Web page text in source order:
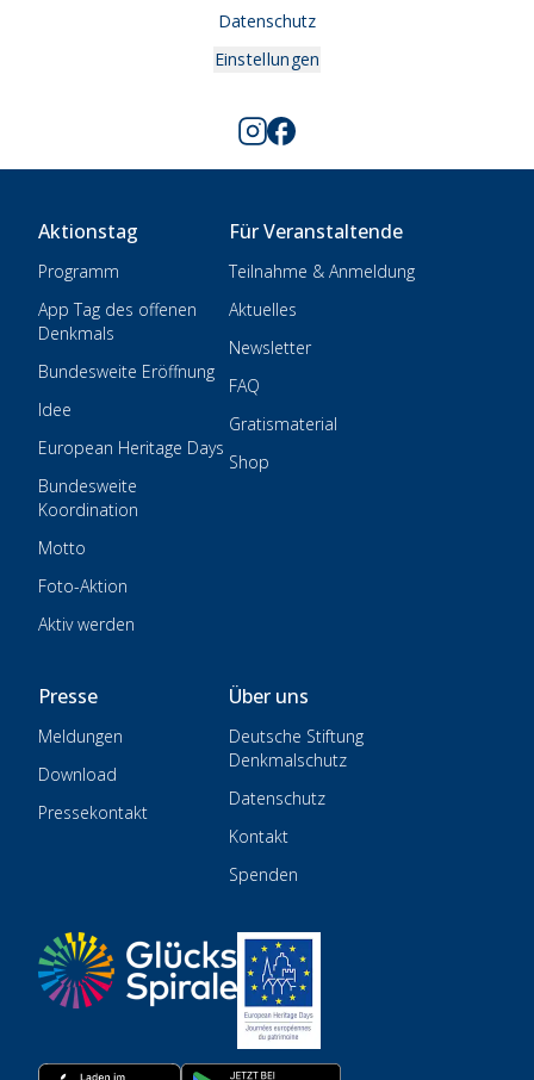
Datenschutz
Einstellungen
Aktionstag
Programm
App Tag des offenen
Denkmals
Bundesweite Eröffnung
Idee
European Heritage Days
Bundesweite
Koordination
Motto
Foto-Aktion
Aktiv werden
Für Veranstaltende
Teilnahme & Anmeldung
Aktuelles
Newsletter
FAQ
Gratismaterial
Shop
Presse
Meldungen
Download
Pressekontakt
Über uns
Deutsche Stiftung
Denkmalschutz
Datenschutz
Kontakt
Spenden